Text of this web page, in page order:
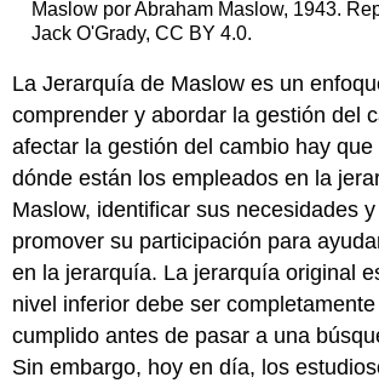
Maslow por Abraham Maslow, 1943.
Jack O'Grady, CC BY 4.0.
La Jerarquía de Maslow es un
comprender y abordar la gestión del
afectar la gestión del cambio hay que
dónde están los empleados en la
Maslow, identificar sus necesidades
promover su participación para
en la jerarquía. La jerarquía original
nivel inferior debe ser
cumplido antes de pasar a una
Sin embargo, hoy en día, los